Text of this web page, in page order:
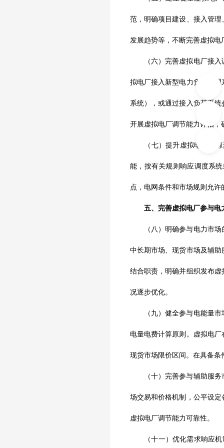
范，明确项目建设、接入管
发展趋势等，不断完善虚拟电
（六）完善虚拟电厂接入调
拟电厂接入新型电力负荷管
系统），或通过接入负荷系
开展虚拟电厂调节能力评估
（七）提升虚拟电厂资源
能，按有关规则响应调度系
点，电网条件和市场规则允
五、完善虚拟电厂参与电
（八）明确参与电力市场的
中长期市场、现货市场及辅
结合职责，明确并组织发布
况逐步优化。
（九）健全参与电能量市场
电量电费计算原则。虚拟电
现货市场限价区间。在具备
（十）完善参与辅助服务市
场交易和价格机制，公平设
虚拟电厂调节能力可靠性。
（十一）优化需求响应机